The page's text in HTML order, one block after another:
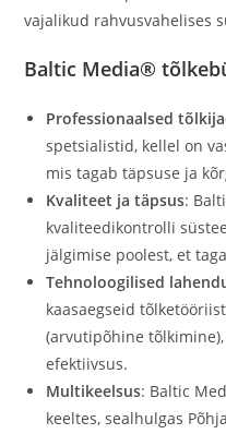
vajalikud rahvusvahelises
Baltic Media®
Professionaalsed
spetsialistid, kellel on
mis tagab täpsuse ja
Kvaliteet ja täpsus:
kvaliteedikontrolli
jälgimise poolest, et
Tehnoloogilised
kaasaegseid
(arvutipõhine
efektiivsus.
Multikeelsus: Baltic
keeltes, sealhulgas